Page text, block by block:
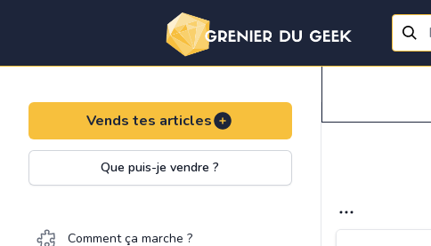
Vends tes articles
Que puis-je vendre ?
Comment ça marche ?